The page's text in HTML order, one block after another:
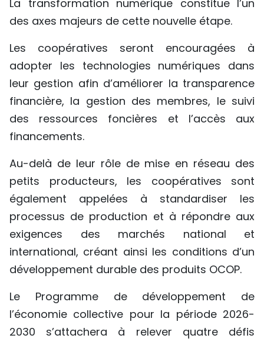
La transformation numérique constitue l’un
des axes majeurs de cette nouvelle étape.
Les coopératives seront encouragées à
adopter les technologies numériques dans
leur gestion afin d’améliorer la transparence
financière, la gestion des membres, le suivi
des ressources foncières et l’accès aux
financements.
Au-delà de leur rôle de mise en réseau des
petits producteurs, les coopératives sont
également appelées à standardiser les
processus de production et à répondre aux
exigences des marchés national et
international, créant ainsi les conditions d’un
développement durable des produits OCOP.
Le Programme de développement de
l’économie collective pour la période 2026-
2030 s’attachera à relever quatre défis